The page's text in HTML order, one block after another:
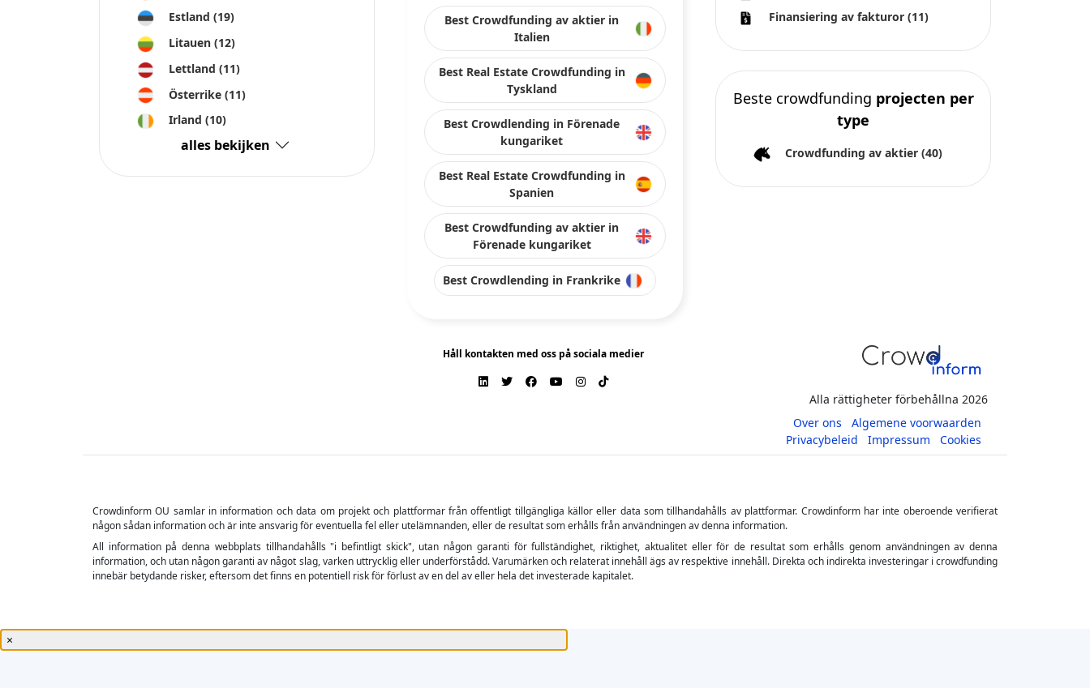
Estland (19)
Litauen (12)
Lettland (11)
Österrike (11)
Irland (10)
alles bekijken
Best Crowdfunding av aktier in
Italien
Best Real Estate Crowdfunding in
Tyskland
Best Crowdlending in Förenade
kungariket
Best Real Estate Crowdfunding in
Spanien
Best Crowdfunding av aktier in
Förenade kungariket
Best Crowdlending in Frankrike
Finansiering av fakturor (11)
Beste crowdfunding projecten per
type
Crowdfunding av aktier (40)
Håll kontakten med oss på sociala medier
Alla rättigheter förbehållna 2026
Over ons
Algemene voorwaarden
Privacybeleid
Impressum Cookies
Crowdinform OU samlar in information och data om projekt och plattformar från offentligt tillgängliga källor eller data som tillhandahålls av plattformar. Crowdinform har inte oberoende verifierat
någon sådan information och är inte ansvarig för eventuella fel eller utelämnanden, eller de resultat som erhålls från användningen av denna information.
All information på denna webbplats tillhandahålls "i befintligt skick", utan någon garanti för fullständighet, riktighet, aktualitet eller för de resultat som erhålls genom användningen av denna
information, och utan någon garanti av något slag, varken uttrycklig eller underförstådd. Varumärken och relaterat innehåll ägs av respektive innehåll. Direkta och indirekta investeringar i crowdfunding
innebär betydande risker, eftersom det finns en potentiell risk för förlust av en del av eller hela det investerade kapitalet.
×